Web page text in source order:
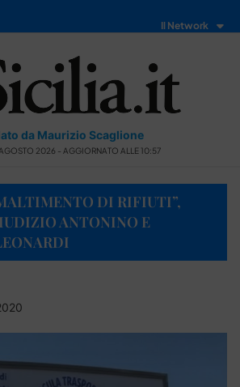
Il Network
da Maurizio Scaglione
2026 - AGGIORNATO ALLE 10:57
DI RIFIUTI”,
ANTONINO E